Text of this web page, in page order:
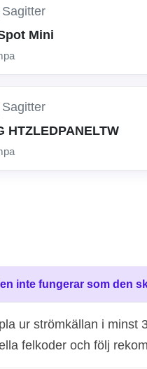
Sagitter
Mini
Sagitter
HTZLEDPANELTW
inte fungerar som den
ur strömkällan i
felkoder och följ